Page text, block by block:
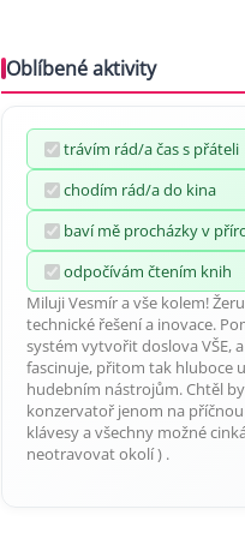
Oblíbené aktivity
trávím rád/a čas s přáteli
chodím rád/a do kina
baví mě procházky v
odpočívám čtením knih
Miluji Vesmír a vše kolem!
technické řešení a inovace.
systém vytvořit doslova VŠE,
fascinuje, přitom tak hluboce
hudebním nástrojům. Chtěl
konzervatoř jenom na
klávesy a všechny možné
neotravovat okolí ) .